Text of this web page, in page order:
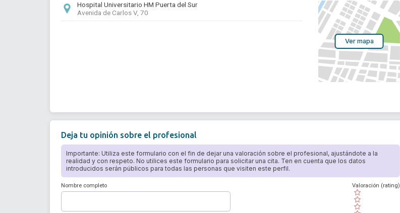
Hospital Universitario HM Puerta del Sur
Avenida de Carlos V, 70
Ver mapa
Deja tu opinión sobre el profesional
Importante: Utiliza este formulario con el fin de dejar una valoración sobre el profesional, ajustándote a la
realidad y con respeto. No utilices este formulario para solicitar una cita. Ten en cuenta que los datos
introducidos serán públicos para todas las personas que visiten este perfil.
Nombre completo
( )
( )
( )
Valoración (rating)